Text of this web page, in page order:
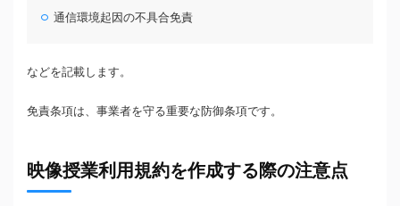
通信環境起因の不具合免責
などを記載します。
免責条項は、事業者を守る重要な防御条項です。
映像授業利用規約を作成する際の注意点